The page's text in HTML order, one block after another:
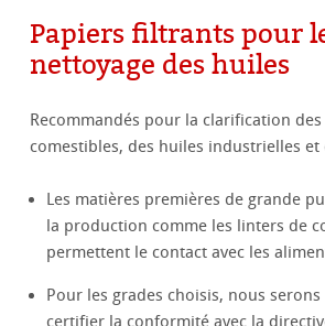
Papiers filtrants pour
nettoyage des huiles
Recommandés pour la clarification
comestibles, des huiles industrielles et
Les matières premières de grande
la production comme les linters de
permettent le contact avec les
Pour les grades choisis, nous
certifier la conformité avec la